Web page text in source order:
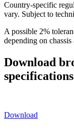
Country-specific
vary. Subject to
A possible 2%
depending on
Download
specifications
Download